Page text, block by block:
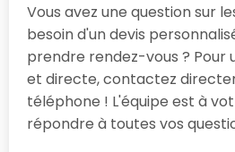
Vous avez une question sur
besoin d'un devis
prendre rendez-vous ? Pour
et directe, contactez
téléphone ! L'équipe est à
répondre à toutes vos